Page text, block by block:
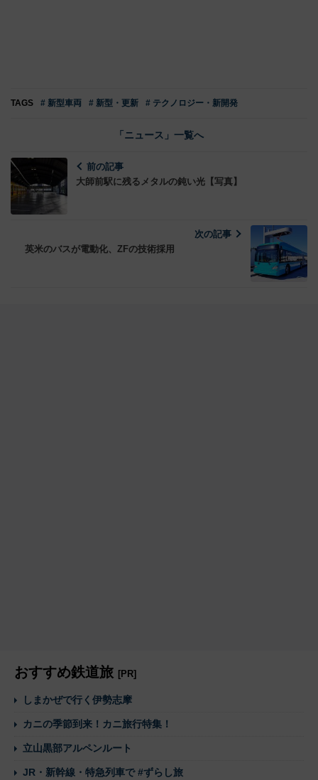
TAGS # 新型車両 # 新型・更新 # テクノロジー・新開発
「ニュース」一覧へ
前の記事
大師前駅に残るメタルの鈍い光【写真】
次の記事
英米のバスが電動化、ZFの技術採用
おすすめ鉄道旅 [PR]
しまかぜで行く伊勢志摩
カニの季節到来！カニ旅行特集！
立山黒部アルペンルート
JR・新幹線・特急列車で #ずらし旅